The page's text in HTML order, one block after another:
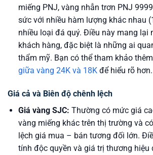
miếng PNJ, vàng nhẫn trơn PNJ
sức với nhiều hàm lượng khác nhau
nhiều loại đá quý. Điều này mang lại
khách hàng, đặc biệt là những ai
thẩm mỹ. Bạn có thể tham khảo
giữa vàng 24K và 18Kđể hiểu rõ hơn.
Giá cả và Biên độ chênh lệch
Giá vàng SJC: Thường có mức giá
vàng miếng khác trên thị trường và
lệch giá mua – bán tương đối lớn.
tính độc quyền và giá trị thương hiệu